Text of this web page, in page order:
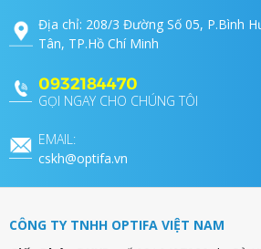
Địa chỉ: 208/3 Đường Số 05, P.Bình
Tân, TP.Hồ Chí Minh
0932184470
GỌI NGAY CHO CHÚNG TÔI
EMAIL:
cskh@optifa.vn
CÔNG TY TNHH OPTIFA VIỆT NAM